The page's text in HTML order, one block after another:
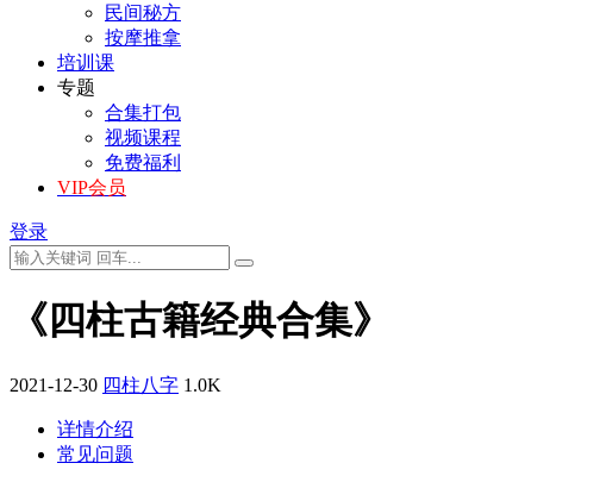
民间秘方
按摩推拿
培训课
专题
合集打包
视频课程
免费福利
VIP会员
登录
《四柱古籍经典合集》
2021-12-30 四柱八字 1.0K
详情介绍
常见问题